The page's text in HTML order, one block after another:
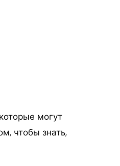
могут
чтобы знать,